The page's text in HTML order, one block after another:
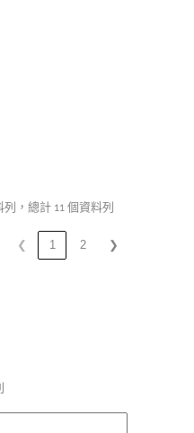
，總計 11 個資料列
❮ 1 2 ❯